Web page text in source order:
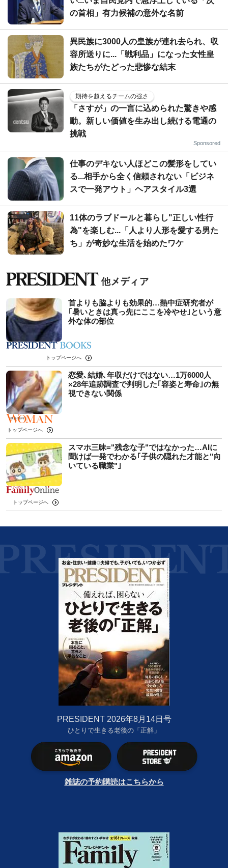
の首相」有力候補の意外な名前
異民族に3000人の皇族が連れ去られ、収
容所送りに...「戦利品」になった女性皇
族たちがたどった悲惨な結末
期待を超えるチームの強さ
「さすが」の一言に込められた驚きや感
動。新しい価値を生み出し続ける電通の
挑戦
Sponsored
仕事のデキない人ほどこの髪形をしてい
る...相手から全く信頼されない「ビジネ
スで一発アウト」ヘアスタイル3選
11体のラブドールと暮らし"正しい性行
為"を楽しむ...「人より人形を愛する男た
ち」が奇妙な生活を始めたワケ
首よりも脇よりも効果的…熱中症研究者が
｢暑いときは真っ先にここを冷やせ｣という意
外な体の部位
トップページへ
恋愛､結婚､年収だけではない…1万6000人
×28年追跡調査で判明した｢容姿と寿命｣の無
視できない関係
トップページへ
スマホ三昧="残念な子"ではなかった…AIに
聞けば一発でわかる｢子供の隠れた才能と"向
いている職業"｣
トップページへ
PRESIDENT 2026年8月14日号
ひとりで生きる老後の「正解」
雑誌の予約購読はこちらから